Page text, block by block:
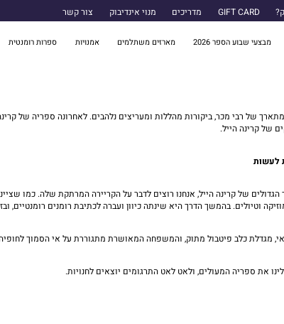
GIFT CARD מדריכים מנוי אינדיבוק צור קשר
מבצעי שבוע הספר 2026 מארזים משתלמים אמנויות ספרות רומנטית
של רבי מכר, ביקורות מהללות ומעריצים נלהבים. לאחרונה ספריה של
של קרינה הייל.
לעשות
של קרינה הייל, אנחנו רוצים לדבר על הקריירה המרתקת שלה. כמו
וטיולים. בהמשך הדרך היא שינתה כיוון ועברה לכתיבת רומנים רומנטיים,
מגדלת כלב פיטבול מתוק, והמשפחה המאושרת מתגוררת על אי הסמוך
את ספריה המעולים, ולאט לאט התרגומים יוצאים לחנויות.